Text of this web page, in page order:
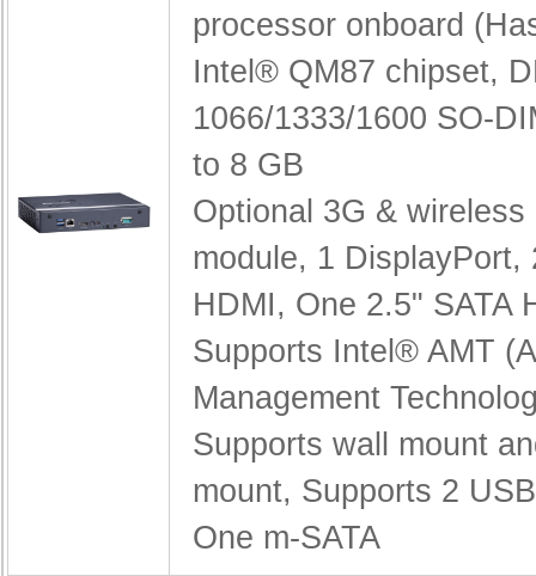
processor onboard
Intel® QM87 chipset,
1066/1333/1600 SO-
to 8 GB
Optional 3G & wireless
module, 1 DisplayPort,
HDMI, One 2.5" SATA
Supports Intel® AMT
Management
Supports wall mount
mount, Supports 2
One m-SATA